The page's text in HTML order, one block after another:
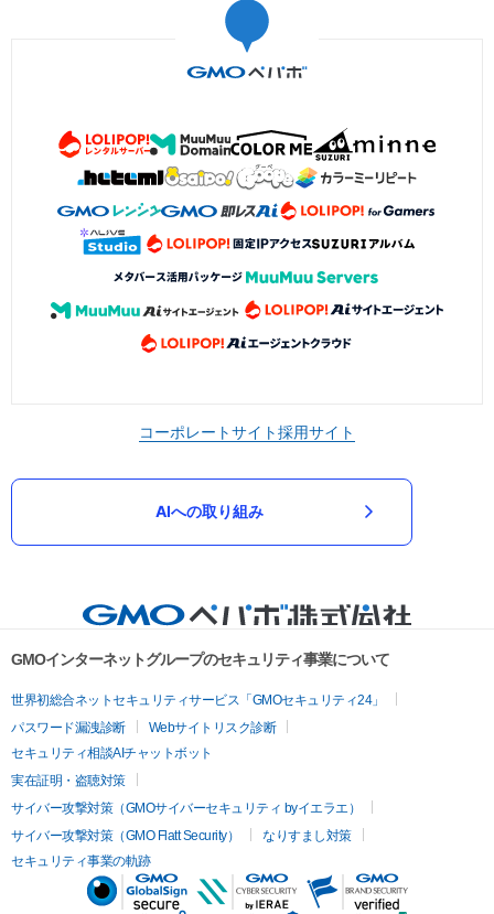
コーポレートサイト採用サイト
AIへの取り組み
GMOインターネットグループのセキュリティ事業について
世界初総合ネットセキュリティサービス「GMOセキュリティ24」
パスワード漏洩診断
Webサイトリスク診断
セキュリティ相談AIチャットボット
実在証明・盗聴対策
サイバー攻撃対策（GMOサイバーセキュリティ byイエラエ）
サイバー攻撃対策（GMO Flatt Security）
なりすまし対策
セキュリティ事業の軌跡